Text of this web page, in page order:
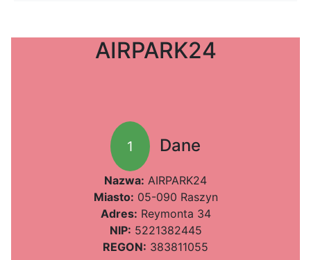
AIRPARK24
1 Dane
Nazwa: AIRPARK24
Miasto: 05-090 Raszyn
Adres: Reymonta 34
NIP: 5221382445
REGON: 383811055